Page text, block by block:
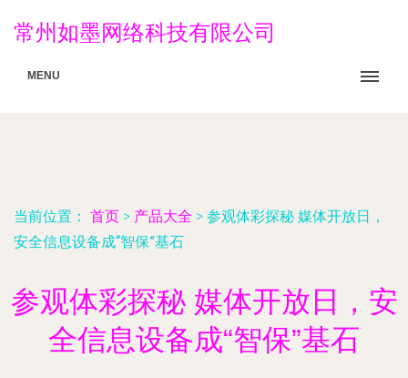
常州如墨网络科技有限公司
MENU
当前位置： 首页 > 产品大全 > 参观体彩探秘 媒体开放日，
安全信息设备成“智保”基石
参观体彩探秘 媒体开放日，安
全信息设备成“智保”基石